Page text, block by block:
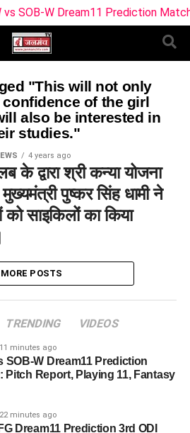
SOB-W Dream11 Prediction Match
"This will not only
of the girl
also be interested in
studies."
4 years ago
के द्वारा श्री कन्या योजना
पुष्कर सिंह धामी ने
को साइकिलों का किया
MORE POSTS
TRENDING VIDEOS
11 minutes ago
SOB-W Dream11 Prediction
Pitch Report, Playing 11, Fantasy
22 minutes ago
Dream11 Prediction 3rd ODI